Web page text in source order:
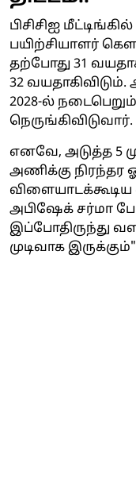
பிசிசிஐ
பயிற்சியாளர்
தற்போது 31
32
2028-ல்
நெருங்கிவிடுவார்.
எனவே, அடுத்த 5
அணிக்கு நிரந்தர
அபிஷேக் சர்மா
இப்போதிருந்து
முடிவாக